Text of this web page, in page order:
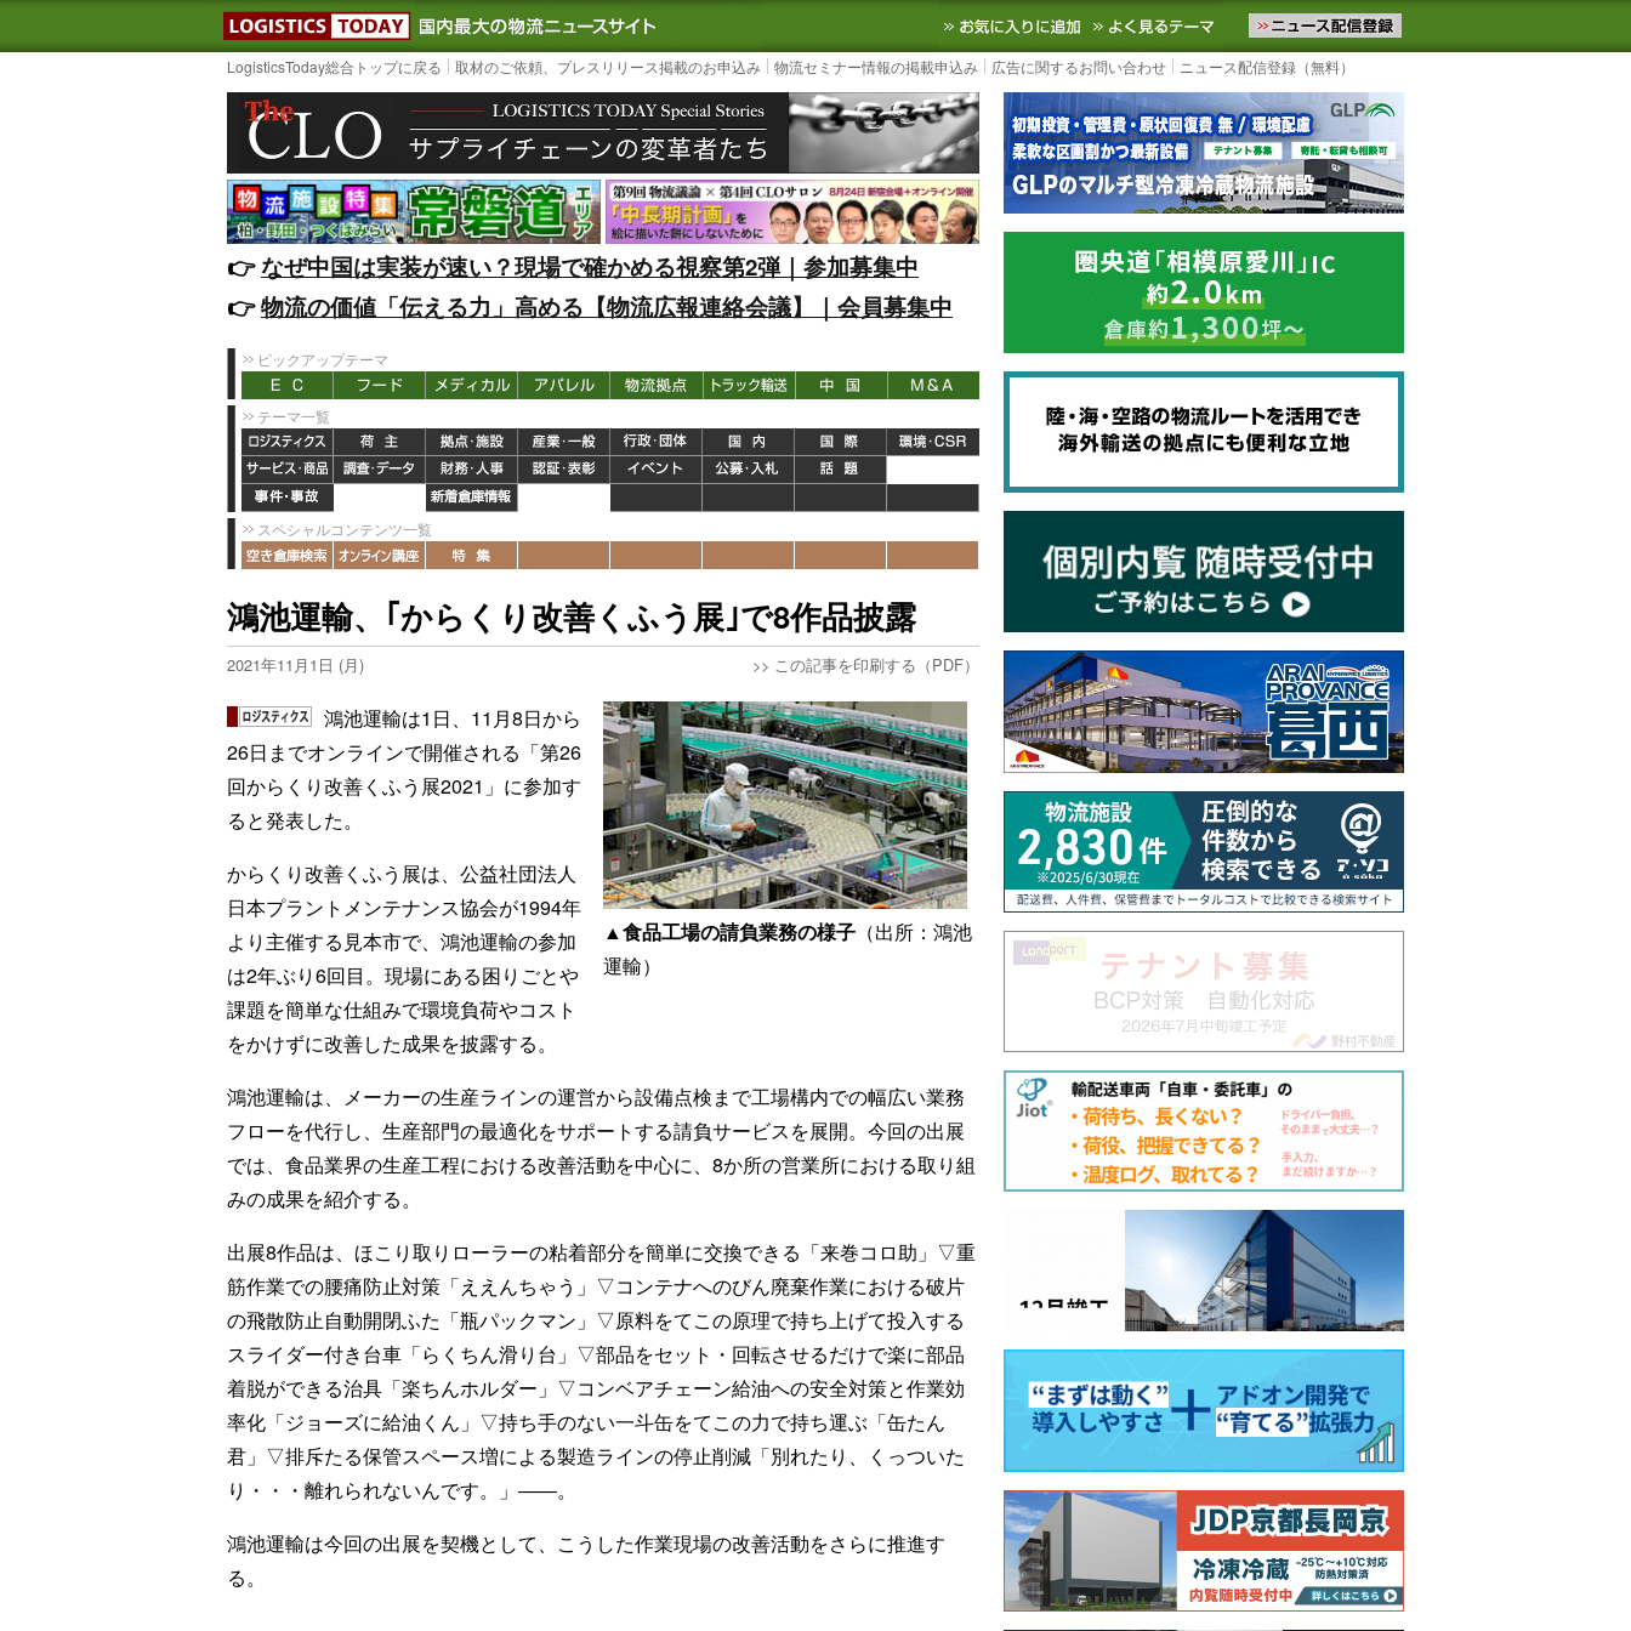
LOGISTICS TODAY｜国内最大の物流ニュースサイト3PL, SCMなど国内外の最新の物流ニュースをお届けします。物流ニュースメール配信を登録す
お気に入りに追加 よく見るテーマ
LogisticsToday総合トップに戻る 取材のご依頼、プレスリリース掲載のお申込み 物流セミナー情報の掲載申込み 広告に関するお問い合わせ ニュース配信登録（無料）
👉️なぜ中国は実装が速い？現場で確かめる視察第2弾｜参加募集中
👉️物流の価値「伝える力」高める【物流広報連絡会議】｜会員募集中
ピックアップテーマ
テーマ一覧
スペシャルコンテンツ一覧
鴻池運輸、｢からくり改善くふう展｣で8作品披露
2021年11月1日 (月) >> この記事を印刷する（PDF）
▲食品工場の請負業務の様子 （出所：鴻池
運輸）
鴻池運輸は1日、11月8日から
26日までオンラインで開催される「第26
回からくり改善くふう展2021」に参加す
ると発表した。
からくり改善くふう展は、公益社団法人
日本プラントメンテナンス協会が1994年
より主催する見本市で、鴻池運輸の参加
は2年ぶり6回目。現場にある困りごとや
課題を簡単な仕組みで環境負荷やコスト
をかけずに改善した成果を披露する。
鴻池運輸は、メーカーの生産ラインの運営から設備点検まで工場構内での幅広い業務
フローを代行し、生産部門の最適化をサポートする請負サービスを展開。今回の出展
では、食品業界の生産工程における改善活動を中心に、8か所の営業所における取り組
みの成果を紹介する。
出展8作品は、ほこり取りローラーの粘着部分を簡単に交換できる「来巻コロ助」▽重
筋作業での腰痛防止対策「ええんちゃう」▽コンテナへのびん廃棄作業における破片
の飛散防止自動開閉ふた「瓶パックマン」▽原料をてこの原理で持ち上げて投入する
スライダー付き台車「らくちん滑り台」▽部品をセット・回転させるだけで楽に部品
着脱ができる治具「楽ちんホルダー」▽コンベアチェーン給油への安全対策と作業効
率化「ジョーズに給油くん」▽持ち手のない一斗缶をてこの力で持ち運ぶ「缶たん
君」▽排斥たる保管スペース増による製造ラインの停止削減「別れたり、くっついた
り・・・離れられないんです。」――。
鴻池運輸は今回の出展を契機として、こうした作業現場の改善活動をさらに推進す
る。